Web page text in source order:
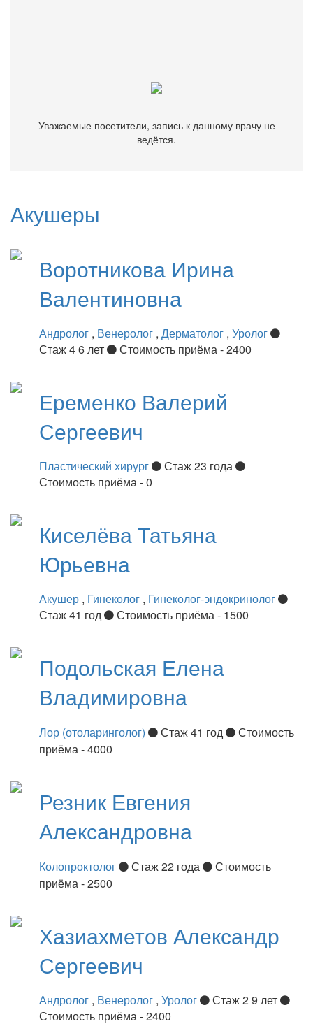
Уважаемые посетители, запись к данному врачу не
ведётся.
Акушеры
Воротникова Ирина
Валентиновна
Андролог , Венеролог , Дерматолог , Уролог
Стаж 4 6 лет
Стоимость приёма - 2400
Еременко Валерий
Сергеевич
Пластический хирург
Стаж 23 года
Стоимость приёма - 0
КиселёваТатьяна
Юрьевна
Акушер , Гинеколог , Гинеколог-эндокринолог
Стаж 41 год
Стоимость приёма - 1500
Подольская Елена
Владимировна
Лор (отоларинголог) Стаж 41 год
Стоимость
приёма - 4000
Резник Евгения
Александровна
Колопроктолог Стаж 22 года
Стоимость
приёма - 2500
Хазиахметов Александр
Сергеевич
Андролог , Венеролог , Уролог
Стаж 2 9 лет
Стоимость приёма - 2400